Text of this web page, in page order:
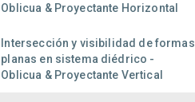
Oblicua & Proyectante Horizontal
Intersección y visibilidad de formas
planas en sistema diédrico -
Oblicua & Proyectante Vertical